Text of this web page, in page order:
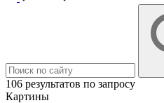
106 результатов по запросу
Картины